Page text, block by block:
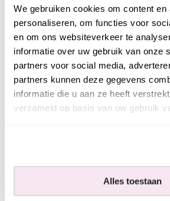
We gebruiken cookies om content en
personaliseren, om functies voor
en om ons websiteverkeer te
informatie over uw gebruik van onze
partners voor social media,
partners kunnen deze gegevens
informatie die u aan ze heeft
verzameld op basis van uw gebruik
Alles toestaan
beoordeeld op wat zij meebrengen.
eerlijkere en professionelere manier
Tegelijkertijd verandert het beeld van
de ene op de andere dag. Het idee
minder krijgen dan vaste
Juist daarom blijft duidelijke
De invoering van gelijkwaardige
waarderen wanneer je proactief